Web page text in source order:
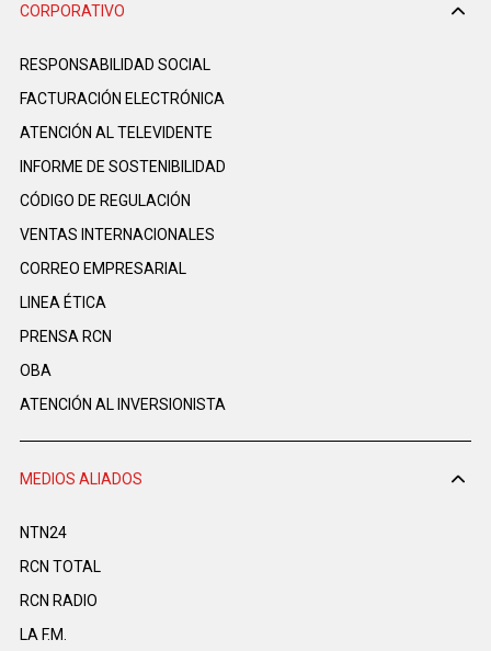
CORPORATIVO
RESPONSABILIDAD SOCIAL
FACTURACIÓN ELECTRÓNICA
ATENCIÓN AL TELEVIDENTE
INFORME DE SOSTENIBILIDAD
CÓDIGO DE REGULACIÓN
VENTAS INTERNACIONALES
CORREO EMPRESARIAL
LINEA ÉTICA
PRENSA RCN
OBA
ATENCIÓN AL INVERSIONISTA
MEDIOS ALIADOS
NTN24
RCN TOTAL
RCN RADIO
LA F.M.